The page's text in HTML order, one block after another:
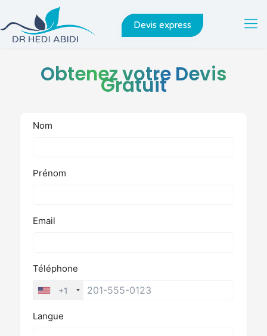
Devis express
Obtenez votre Devis
Gratuit